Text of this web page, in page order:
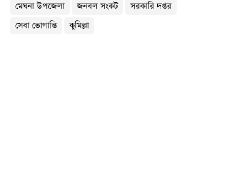
মেঘনা উপজেলা জনবল সংকট
সরকারি দপ্তর
সেবা ভোগান্তি
কুমিল্লা